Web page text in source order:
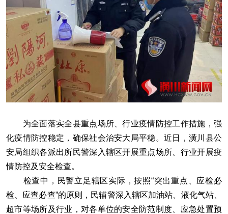
为全面落实全县重点场所、行业疫情防控工作措施，强
化疫情防控稳定，确保社会治安大局平稳。近日，潢川县公
安局组织各派出所民警深入辖区开展重点场所、行业开展疫
情防控及安全检查。
检查中，民警立足辖区实际，按照“突出重点、应检必
检、应查必查”的原则，民辅警深入辖区加油站、液化气站、
超市等场所及行业，对各单位的安全防范制度、应急处置预